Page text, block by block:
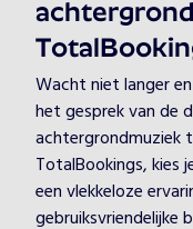
Wacht niet langer
het gesprek van de
achtergrondmuziek
TotalBookings,
een vlekkeloze
gebruiksvriendelijke